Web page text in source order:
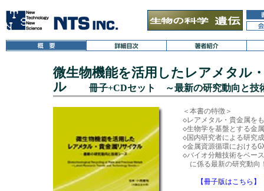
微生物機能を活用したレアメタル
ル
冊子+CDセット ～最新の研究動向と技
＜本書の特徴＞
◇レアメタル・貴金属を
◇生物学を基盤とする金
◇国内研究者による研究
◇金属資源循環における
◇バイオ分離技術をベー
【冊子版はこちら】